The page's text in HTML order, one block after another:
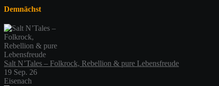
Demnächst
Salt N’Tales – Folkrock, Rebellion & pure Lebensfreude
19 Sep. 26
Eisenach